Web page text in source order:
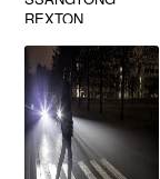
REXTON